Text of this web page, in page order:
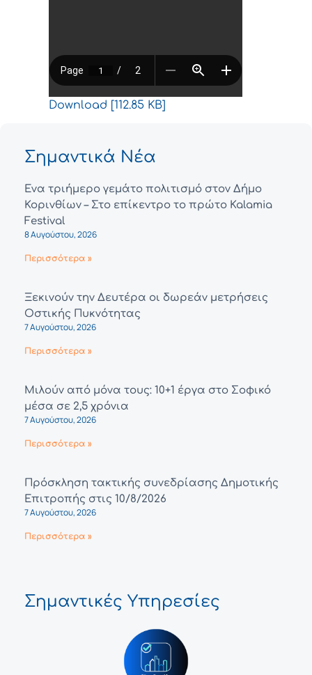
Download [112.85 KB]
Σημαντικά Νέα
Ένα τριήμερο γεμάτο πολιτισμό στον Δήμο
Κορινθίων – Στο επίκεντρο το πρώτο Kalamia
Festival
8 Αυγούστου, 2026
Περισσότερα »
Ξεκινούν την Δευτέρα οι δωρεάν μετρήσεις
Οστικής Πυκνότητας
7 Αυγούστου, 2026
Περισσότερα »
Μιλούν από μόνα τους: 10+1 έργα στο Σοφικό
μέσα σε 2,5 χρόνια
7 Αυγούστου, 2026
Περισσότερα »
Πρόσκληση τακτικής συνεδρίασης Δημοτικής
Επιτροπής στις 10/8/2026
7 Αυγούστου, 2026
Περισσότερα »
Σημαντικές Υπηρεσίες